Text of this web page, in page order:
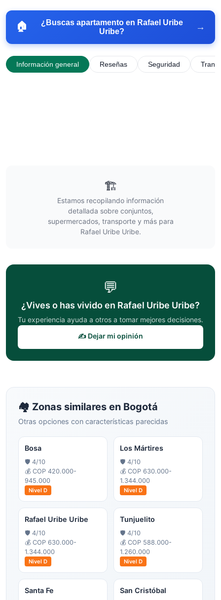
🏠 ¿Buscas apartamento en Rafael Uribe
Uribe? →
Información general Reseñas Seguridad
🏗️
Estamos recopilando información
detallada sobre conjuntos,
supermercados, transporte y más para
Rafael Uribe Uribe.
💬
¿Vives o has vivido en Rafael Uribe Uribe?
Tu experiencia ayuda a otros a tomar mejores decisiones.
✍️ Dejar mi opinión
🏘️ Zonas similares en Bogotá
Otras opciones con características parecidas
Bosa
🛡️ 4/10
💰 COP 420.000-
945.000
Nivel D
Los Mártires
🛡️ 4/10
💰 COP 630.000-
1.344.000
Nivel D
Rafael Uribe Uribe
🛡️ 4/10
💰 COP 630.000-
1.344.000
Nivel D
Tunjuelito
🛡️ 4/10
💰 COP 588.000-
1.260.000
Nivel D
Santa Fe San Cristóbal